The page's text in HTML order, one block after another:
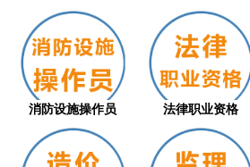
消防设施操作员 法律职业资格